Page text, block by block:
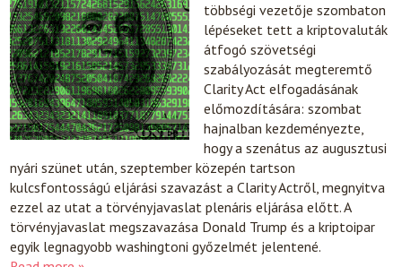
többségi vezetője szombaton
lépéseket tett a kriptovaluták
átfogó szövetségi
szabályozását megteremtő
Clarity Act elfogadásának
előmozdítására: szombat
hajnalban kezdeményezte,
hogy a szenátus az augusztusi
nyári szünet után, szeptember közepén tartson
kulcsfontosságú eljárási szavazást a Clarity Actről, megnyitva
ezzel az utat a törvényjavaslat plenáris eljárása előtt. A
törvényjavaslat megszavazása Donald Trump és a kriptoipar
egyik legnagyobb washingtoni győzelmét jelentené.